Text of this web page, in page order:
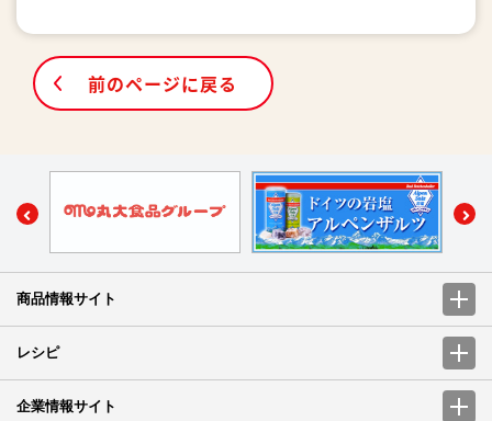
前のページに戻る
商品情報サイト
レシピ
企業情報サイト